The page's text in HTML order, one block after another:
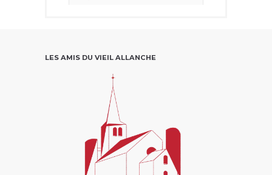
LES AMIS DU VIEIL ALLANCHE